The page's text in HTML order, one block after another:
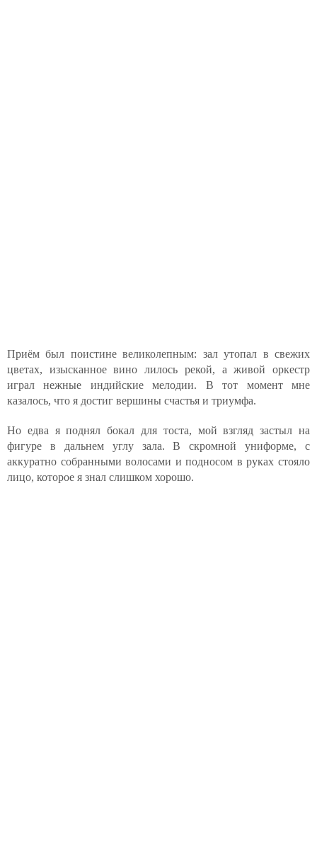
Приём был поистине великолепным: зал утопал в свежих
цветах, изысканное вино лилось рекой, а живой оркестр
играл нежные индийские мелодии. В тот момент мне
казалось, что я достиг вершины счастья и триумфа.
Но едва я поднял бокал для тоста, мой взгляд застыл на
фигуре в дальнем углу зала. В скромной униформе, с
аккуратно собранными волосами и подносом в руках стояло
лицо, которое я знал слишком хорошо.